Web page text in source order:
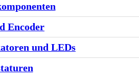
Encoder
und LEDs